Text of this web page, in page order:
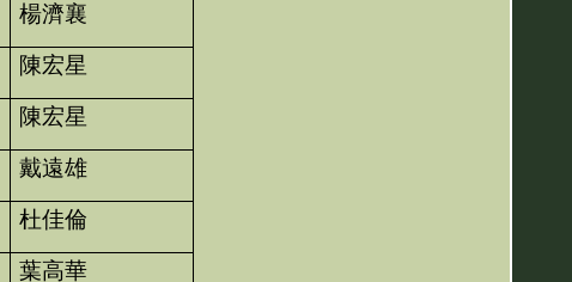
楊濟襄
陳宏星
陳宏星
戴遠雄
杜佳倫
葉高華